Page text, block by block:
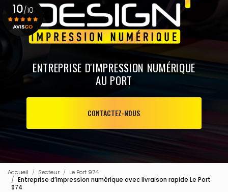
Impression numérique
Gravure laser
personnalisée
ENTREPRISE D'IMPRESSION NUMÉRIQUE
AU PORT
CONTACTEZ-NOUS
10/10
Voir le certificat
Accueil Secteur
Le Port 974
Entreprise d’impression numérique avec livraison rapide Le Port
974